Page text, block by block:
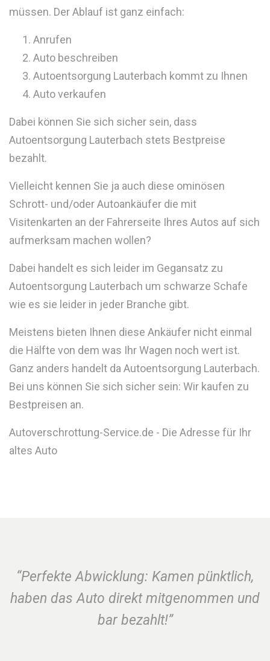
müssen. Der Ablauf ist ganz einfach:
Anrufen
Auto beschreiben
Autoentsorgung Lauterbach kommt zu Ihnen
Auto verkaufen
Dabei können Sie sich sicher sein, dass
Autoentsorgung Lauterbach stets Bestpreise
bezahlt.
Vielleicht kennen Sie ja auch diese ominösen
Schrott- und/oder Autoankäufer die mit
Visitenkarten an der Fahrerseite Ihres Autos auf sich
aufmerksam machen wollen?
Dabei handelt es sich leider im Gegansatz zu
Autoentsorgung Lauterbach um schwarze Schafe
wie es sie leider in jeder Branche gibt.
Meistens bieten Ihnen diese Ankäufer nicht einmal
die Hälfte von dem was Ihr Wagen noch wert ist.
Ganz anders handelt da Autoentsorgung Lauterbach.
Bei uns können Sie sich sicher sein: Wir kaufen zu
Bestpreisen an.
Autoverschrottung-Service.de - Die Adresse für Ihr
altes Auto
“Perfekte Abwicklung: Kamen pünktlich,
haben das Auto direkt mitgenommen und
bar bezahlt!”